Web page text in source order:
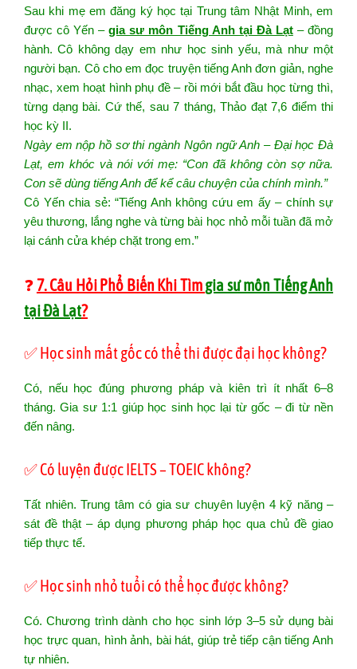
Sau khi mẹ em đăng ký học tại Trung tâm Nhật Minh, em
được cô Yến –gia sư môn Tiếng Anh tại Đà Lạt– đồng
hành. Cô không dạy em như học sinh yếu, mà như một
người bạn. Cô cho em đọc truyện tiếng Anh đơn giản, nghe
nhạc, xem hoạt hình phụ đề – rồi mới bắt đầu học từng thì,
từng dạng bài. Cứ thế, sau 7 tháng, Thảo đạt 7,6 điểm thi
học kỳ II.
Ngày em nộp hồ sơ thi ngành Ngôn ngữ Anh – Đại học Đà
Lạt, em khóc và nói với mẹ: “Con đã không còn sợ nữa.
Con sẽ dùng tiếng Anh để kể câu chuyện của chính mình.”
Cô Yến chia sẻ: “Tiếng Anh không cứu em ấy – chính sự
yêu thương, lắng nghe và từng bài học nhỏ mỗi tuần đã mở
lại cánh cửa khép chặt trong em.”
❓7. Câu Hỏi Phổ Biến Khi Tìmgia sư môn Tiếng Anh
tại Đà Lạt?
✅ Học sinh mất gốc có thể thi được đại học không?
Có, nếu học đúng phương pháp và kiên trì ít nhất 6–8
tháng. Gia sư 1:1 giúp học sinh học lại từ gốc – đi từ nền
đến nâng.
✅ Có luyện được IELTS – TOEIC không?
Tất nhiên. Trung tâm có gia sư chuyên luyện 4 kỹ năng –
sát đề thật – áp dụng phương pháp học qua chủ đề giao
tiếp thực tế.
✅ Học sinh nhỏ tuổi có thể học được không?
Có. Chương trình dành cho học sinh lớp 3–5 sử dụng bài
học trực quan, hình ảnh, bài hát, giúp trẻ tiếp cận tiếng Anh
tự nhiên.